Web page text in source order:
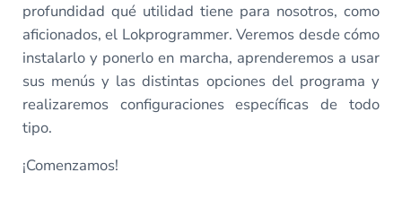
profundidad qué utilidad tiene para nosotros, como
aficionados, el Lokprogrammer. Veremos desde cómo
instalarlo y ponerlo en marcha, aprenderemos a usar
sus menús y las distintas opciones del programa y
realizaremos configuraciones específicas de todo
tipo.
¡Comenzamos!